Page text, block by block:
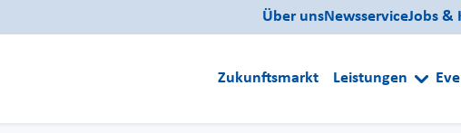
Über unsNewsserviceJobs &
Zukunftsmarkt Leistungen